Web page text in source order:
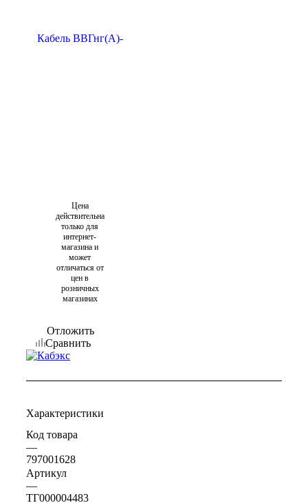
Цена
действительна
только для
интернет-
магазина и
может
отличаться от
цен в
розничных
магазинах
Отложить
Сравнить
Характеристики
Код товара
—
797001628
Артикул
—
ТГ000004483